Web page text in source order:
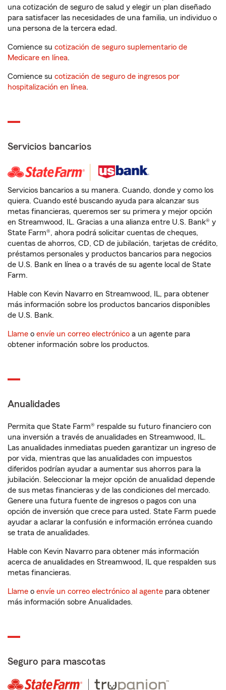
una cotización de seguro de salud y elegir un plan diseñado
para satisfacer las necesidades de una familia, un individuo o
una persona de la tercera edad.
Comience su cotización de seguro suplementario de
Medicare en línea.
Comience su cotización de seguro de ingresos por
hospitalización en línea.
Servicios bancarios
Servicios bancarios a su manera. Cuando, donde y como los
quiera. Cuando esté buscando ayuda para alcanzar sus
metas financieras, queremos ser su primera y mejor opción
en Streamwood, IL. Gracias a una alianza entre U.S. Bank® y
State Farm®, ahora podrá solicitar cuentas de cheques,
cuentas de ahorros, CD, CD de jubilación, tarjetas de crédito,
préstamos personales y productos bancarios para negocios
de U.S. Bank en línea o a través de su agente local de State
Farm.
Hable con Kevin Navarro en Streamwood, IL, para obtener
más información sobre los productos bancarios disponibles
de U.S. Bank.
Llame o envíe un correo electrónico a un agente para
obtener información sobre los productos.
Anualidades
Permita que State Farm® respalde su futuro financiero con
una inversión a través de anualidades en Streamwood, IL.
Las anualidades inmediatas pueden garantizar un ingreso de
por vida, mientras que las anualidades con impuestos
diferidos podrían ayudar a aumentar sus ahorros para la
jubilación. Seleccionar la mejor opción de anualidad depende
de sus metas financieras y de las condiciones del mercado.
Genere una futura fuente de ingresos o pagos con una
opción de inversión que crece para usted. State Farm puede
ayudar a aclarar la confusión e información errónea cuando
se trata de anualidades.
Hable con Kevin Navarro para obtener más información
acerca de anualidades en Streamwood, IL que respalden sus
metas financieras.
Llame o envíe un correo electrónico al agente para obtener
más información sobre Anualidades.
Seguro para mascotas